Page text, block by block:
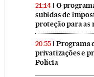
21:14
O
subidas de
proteção para as
20:55
Programa
privatizações e
Polícia